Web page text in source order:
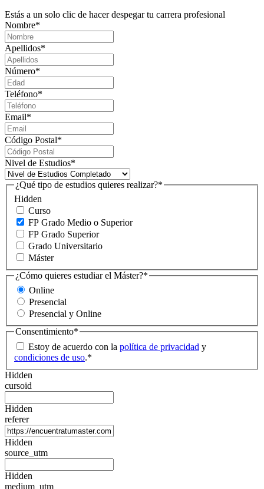
Estás a un solo clic de hacer despegar tu carrera profesional
Nombre*
Apellidos*
Número*
Teléfono*
Email*
Código Postal*
Nivel de Estudios*
Hidden
¿Qué tipo de estudios quieres realizar?*
Curso
FP Grado Medio o Superior
FP Grado Superior
Grado Universitario
Máster
¿Cómo quieres estudiar el Máster?*
Online
Presencial
Presencial y Online
Consentimiento*
Estoy de acuerdo con la política de privacidad y
condiciones de uso.*
Hidden
cursoid
Hidden
referer
Hidden
source_utm
Hidden
medium_utm